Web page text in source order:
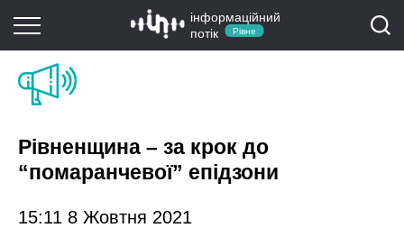
інформаційний
потік
Рівне
Рівненщина – за крок до
“помаранчевої” епідзони
15:11 8 Жовтня 2021